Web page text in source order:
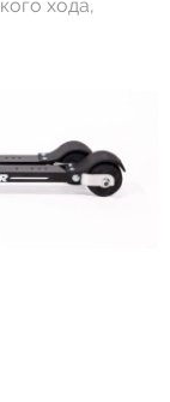
хода,